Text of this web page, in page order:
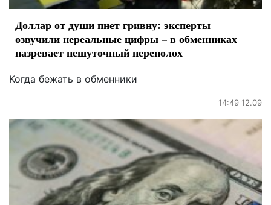
Доллар от души пнет гривну: эксперты
озвучили нереальные цифры – в обменниках
назревает нешуточный переполох
Когда бежать в обменники
14:49 12.09